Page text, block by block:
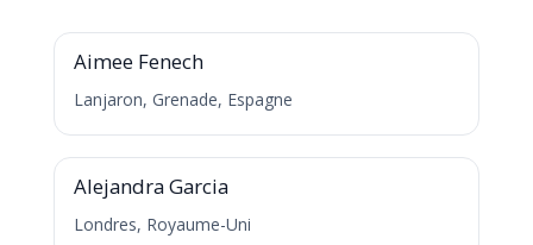
A
Aimee Fenech
Lanjaron, Grenade, Espagne
A
Alejandra Garcia
Londres, Royaume-Uni